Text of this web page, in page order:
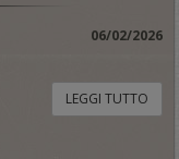
06/02/2026
LEGGI TUTTO